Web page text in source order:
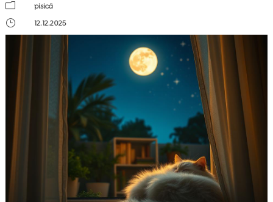
m
pisică
}
12.12.2025